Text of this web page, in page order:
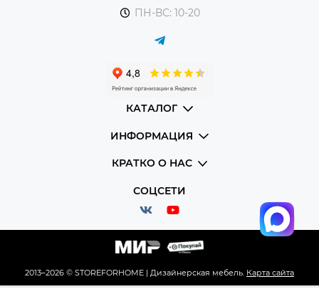
ПН-ВС: 10-20
КАТАЛОГ
ИНФОРМАЦИЯ
КРАТКО О НАС
СОЦСЕТИ
2013–2026 © STOREFORHOME | Дизайнерская мебель. Карта сайта